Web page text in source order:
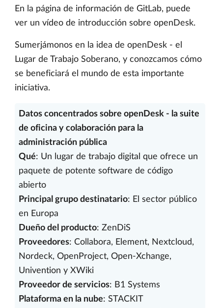
En la página de información de GitLab, puede
ver un vídeo de introducción sobre openDesk.
Sumerjámonos en la idea de openDesk - el
Lugar de Trabajo Soberano, y conozcamos cómo
se beneficiará el mundo de esta importante
iniciativa.
Datos concentrados sobre openDesk - la suite
de oficina y colaboración para la
administración pública
Qué: Un lugar de trabajo digital que ofrece un
paquete de potente software de código
abierto
Principal grupo destinatario: El sector público
en Europa
Dueño del producto: ZenDiS
Proveedores: Collabora, Element, Nextcloud,
Nordeck, OpenProject, Open-Xchange,
Univention y XWiki
Proveedor de servicios: B1 Systems
Plataforma en la nube: STACKIT